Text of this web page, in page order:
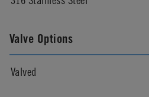
Valve Options
Valved